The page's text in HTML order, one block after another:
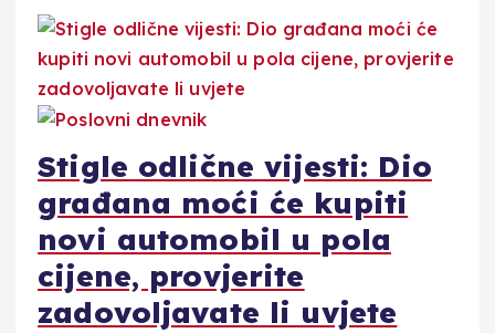
Stigle odlične vijesti: Dio
građana moći će kupiti
novi automobil u pola
cijene, provjerite
zadovoljavate li uvjete